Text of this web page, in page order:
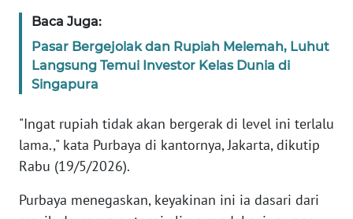
Baca Juga:
Pasar Bergejolak dan Rupiah Melemah, Luhut
Langsung Temui Investor Kelas Dunia di
Singapura
"Ingat rupiah tidak akan bergerak di level ini terlalu
lama.," kata Purbaya di kantornya, Jakarta, dikutip
Rabu (19/5/2026).
Purbaya menegaskan, keyakinan ini ia dasari dari
TENTANG
PEDOMAN
MEDIA
REDAKSI
KARIR